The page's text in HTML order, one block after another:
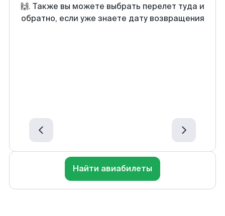
🙌. Также вы можете выбрать перелет туда и
обратно, если уже знаете дату возвращения
Найти авиабилеты